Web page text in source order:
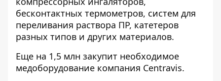
бесконтактных термометров, систем для
переливания раствора ПР, катетеров
разных типов и других материалов.
Еще на 1,5 млн закупит необходимое
медоборудование компания Centravis.